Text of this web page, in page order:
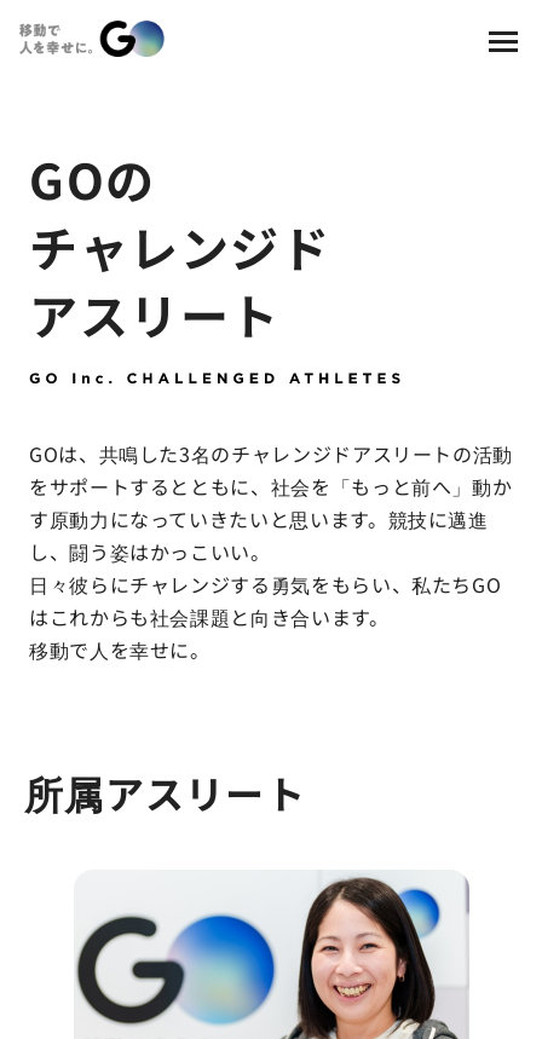
GOの
チャレンジド
アスリート
GOは、共鳴した3名のチャレンジドアスリートの活動
をサポートするとともに、社会を「もっと前へ」動か
す原動力になっていきたいと思います。競技に邁進
し、闘う姿はかっこいい。
日々彼らにチャレンジする勇気をもらい、私たちGO
はこれからも社会課題と向き合います。
移動で人を幸せに。
所属アスリート